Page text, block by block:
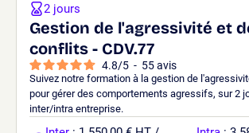
Gestion de l'agressivité et
conflits - CDV.77
4.8/5 - 55avis
Suivez notre formation à la gestion de
pour gérer des comportements agressifs, sur 2
inter/intra entreprise.
2 jours